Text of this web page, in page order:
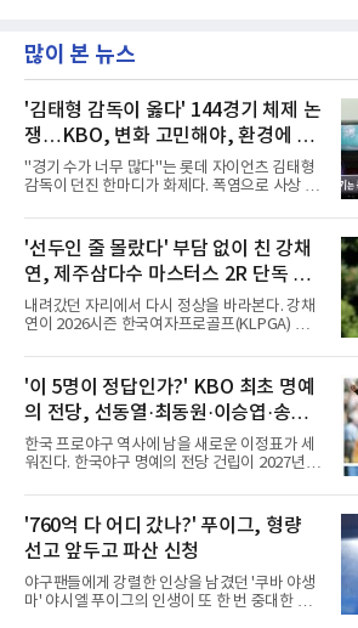
많이 본 뉴스
'김태형 감독이 옳다' 144경기 체제 논
쟁…KBO, 변화 고민해야, 환경에 맞
는 경기 수가 바람직
"경기 수가 너무 많다"는 롯데 자이언츠 김태형
감독이 던진 한마디가 화제다. 폭염으로 사상 초
독은 단순히 더위를 이야기하지 않았다. 우천,
폭염, 부상 등 변수가 늘어나는 현실에서 현재
팀당 144경기 체제가 과연 지속 가능한지 질문
을 던졌다.물론 144경기가 세계적으로 특별히
많은 숫자는 아니다. 메이저리그는 팀당 162경
기, 일본프로야구도 143~144경기를 치른다. 숫
자만 놓고 보면 KBO가 유난히 혹사 구조라고 말
비교하기 어려울 정도로 폭염이 길어지고 강해
지고 있다. 여기에 장마, 이
'선두인 줄 몰랐다' 부담 없이 친 강채
연, 제주삼다수 마스터스 2R 단독 선
두
내려갔던 자리에서 다시 정상을 바라본다. 강채
연이 2026시즌 한국여자프로골프(KLPGA) 투어
억 원, 우승상금 1억8000만 원) 2라운드에서 단
독 선두로 도약했다.강채연은 7일 제주도 서귀
포의 테디밸리 골프앤리조트(파72)에서 열린 2
라운드에서 버디 5개와 보기 1개를 묶어 4언더
파 68타를 쳤다. 중간합계 9언더파 135타로 전
날 공동 4위에서 선두로 올라섰다. 공동 2위 그
룹(8언더파 136타)과는 한 타 차다.이 대회는 그
받았으나, 지난해 상금순위 75위에 그쳐 시드순
위전으로 밀렸고 본선에서도 78위에
'이 5명이 정답인가?' KBO 최초 명예
의 전당, 선동열·최동원·이승엽·송진
우·김응용을 둘러싼 논쟁
한국 프로야구 역사에 남을 새로운 이정표가 세
워진다. 한국야구 명예의 전당 건립이 2027년으
문으로 향하고 있다. "누가 한국 야구 최초의 명
예의 전당 헌액자가 될 것인가?"현재 가장 많이
거론되는 후보군은 선동열, 최동원, 이승엽, 송
진우, 그리고 김응용 감독이다. 한국 야구의 시
대별 상징성과 업적을 고려하면 충분히 설득력
있는 이름들이다.선동열은 한국 야구가 배출한
최고의 투수로 평가받는다. 해태 시절 통산 146
'760억 다 어디 갔나?' 푸이그, 형량
선고 앞두고 파산 신청
야구팬들에게 강렬한 인상을 남겼던 '쿠바 야생
마' 야시엘 푸이그의 인생이 또 한 번 중대한 갈